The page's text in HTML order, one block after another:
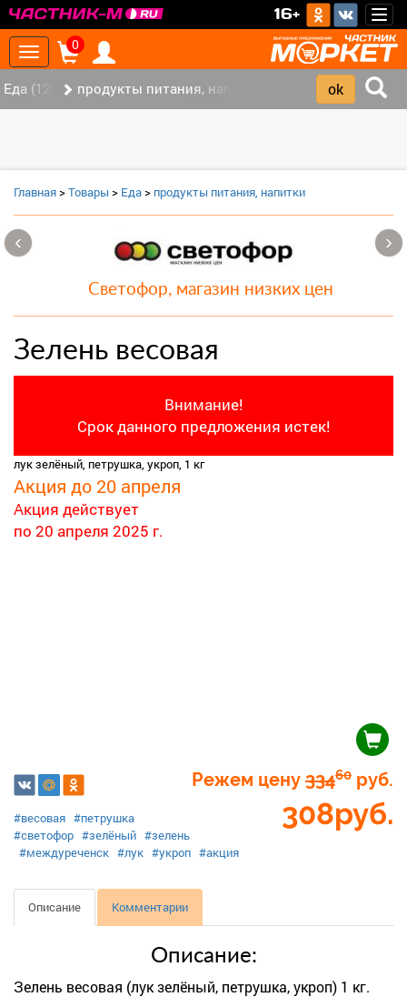
16+
Toggle
navigation
0
Еда (12) продукты питания, напитки (7)
Главная>Товары > Еда> продукты питания, напитки
Светофор, магазин низких цен
Зелень весовая
Внимание!
Срок данного предложения истек!
лук зелёный, петрушка, укроп, 1 кг
Акция до 20 апреля
Акция действует
по 20 апреля 2025 г.
Режем цену 33460 руб.
308руб.
#весовая #петрушка
#светофор #зелёный #зелень
#междуреченск #лук #укроп #акция
Описание Комментарии
Описание:
Зелень весовая (лук зелёный, петрушка, укроп) 1 кг.
‹ ›